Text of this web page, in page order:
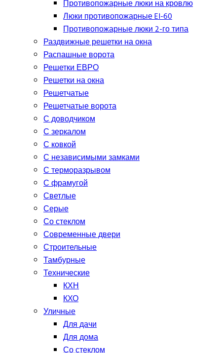
Противопожарные люки на кровлю
Люки противопожарные EI-60
Противопожарные люки 2-го типа
Раздвижные решетки на окна
Распашные ворота
Решетки ЕВРО
Решетки на окна
Решетчатые
Решетчатые ворота
С доводчиком
С зеркалом
С ковкой
С независимыми замками
С терморазрывом
С фрамугой
Светлые
Серые
Со стеклом
Современные двери
Строительные
Тамбурные
Технические
КХН
КХО
Уличные
Для дачи
Для дома
Со стеклом